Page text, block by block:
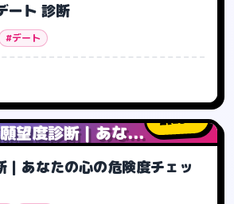
ート 診断
#デート
望度診断｜あな...
23人
｜あなたの心の危険度チェッ